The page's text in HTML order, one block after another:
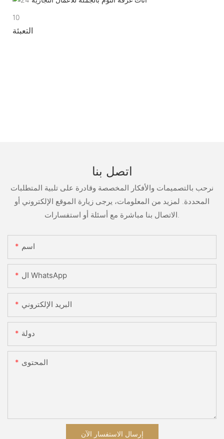
10
التعبئة
اتصل بنا
نرحب بالتصميمات والأفكار المخصصة وقادرة على تلبية المتطلبات
المحددة. لمزيد من المعلومات، يرجى زيارة الموقع الإلكتروني أو
اسم
ال WhatsApp
البريد الإلكتروني
دولة
المحتوى
إرسال الاستفسار الآن